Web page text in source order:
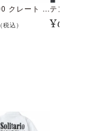
CUSTOM500 クレート アイスブルー
(税込) ¥69,300